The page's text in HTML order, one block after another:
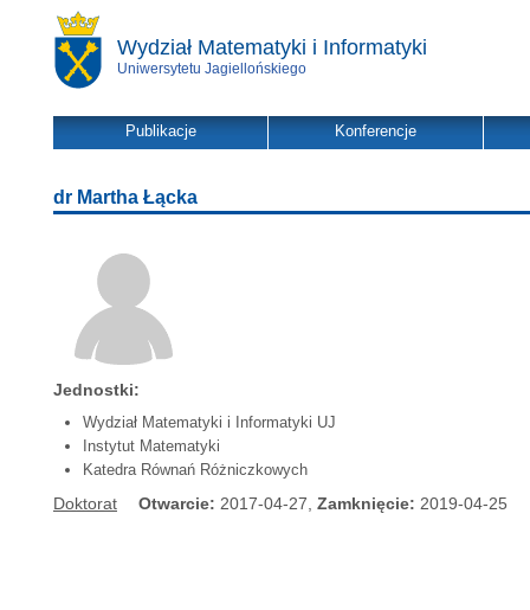
Wydział Matematyki i Informatyki
Uniwersytetu Jagiellońskiego
Publikacje Konferencje
dr Martha Łącka
Jednostki:
Wydział Matematyki i Informatyki UJ
Instytut Matematyki
Katedra Równań Różniczkowych
Doktorat Otwarcie: 2017-04-27, Zamknięcie: 2019-04-25